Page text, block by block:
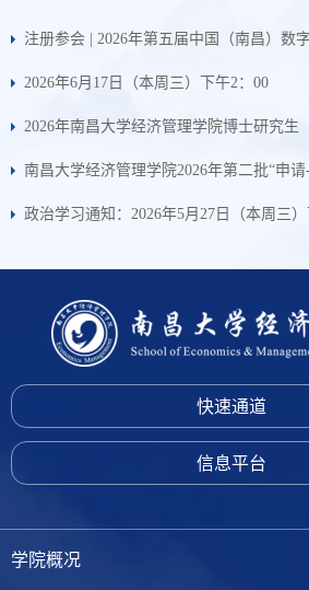
注册参会 | 2026年第五届中国（南昌）数
2026年6月17日（本周三）下午2：00
政治学习通知：2026年5月27日（本周三
快速通道
信息平台
学院概况